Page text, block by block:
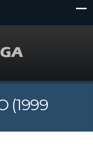
(1999